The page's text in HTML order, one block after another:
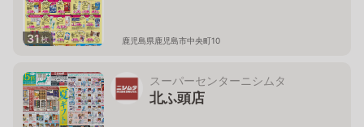
31枚 鹿児島県鹿児島市中央町10
スーパーセンターニシムタ
北ふ頭店